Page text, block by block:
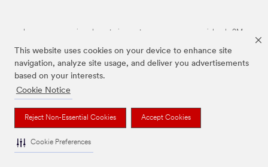
This website uses cookies on your device to enhance site
navigation, analyze site usage, and deliver you advertisements
based on your interests.
Cookie Notice
Reject Non-Essential Cookies Accept Cookies
Cookie Preferences
Las marcas mencionadas anteriormente son marcas comerciales de 3M.